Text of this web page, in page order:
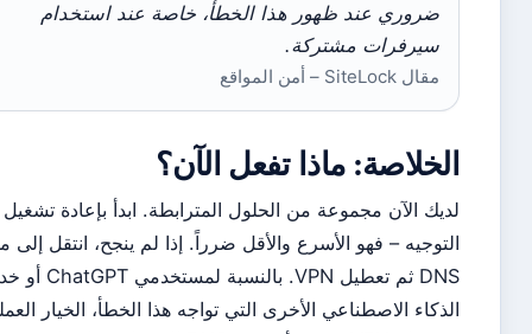
ضروري عند ظهور هذا الخطأ، خاصة عند استخدام
سيرفرات مشتركة.
ماذا تفعل الآن؟
الآن مجموعة من الحلول المترابطة. ابدأ بإعادة تشغيل جهاز
– فهو الأسرع والأقل ضرراً. إذا لم ينجح، انتقل إلى مسح
DNS ثم تعطيل VPN. بالنسبة لمستخدمي ChatGPT أو خدمات
الاصطناعي الأخرى التي تواجه هذا الخطأ، الخيار العملي هو